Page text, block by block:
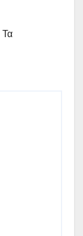
Τα